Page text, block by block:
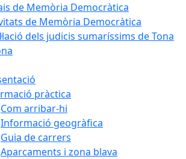
de Memòria Democràtica
de Memòria Democràtica
dels judicis sumaríssims de Tona
pràctica
Com arribar-hi
Informació geogràfica
Guia de carrers
Aparcaments i zona blava